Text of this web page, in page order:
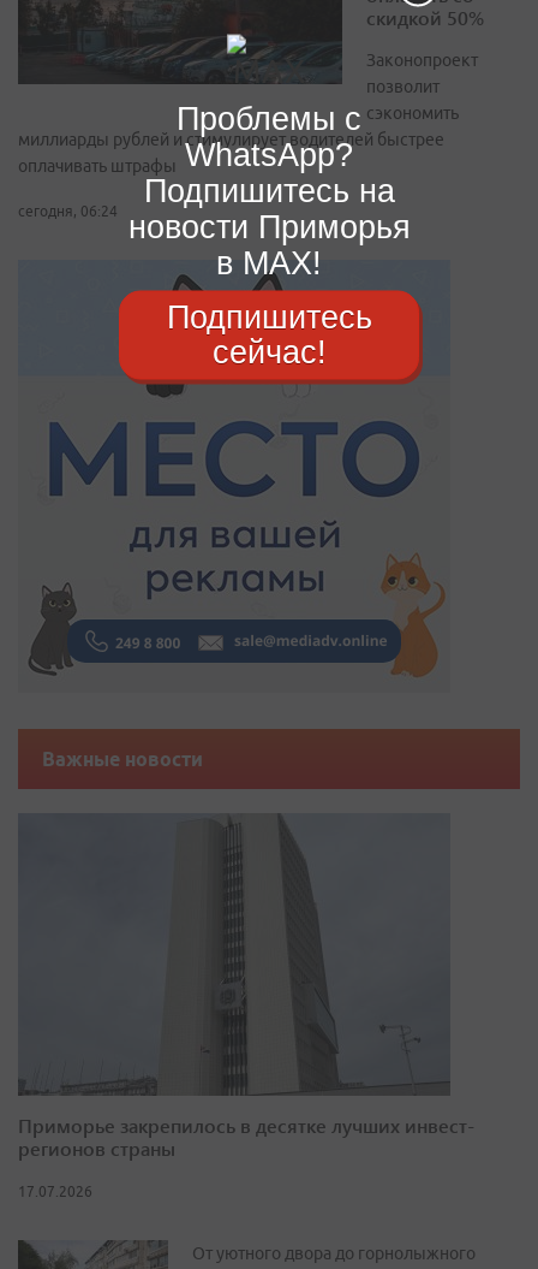
скидкой 50%
Законопроект
позволит
сэкономить
миллиарды рублей и стимулирует водителей быстрее
оплачивать штрафы
сегодня, 06:24
Важные новости
Приморье закрепилось в десятке лучших инвест-
регионов страны
17.07.2026
От уютного двора до горнолыжного
Проблемы с
WhatsApp?
Подпишитесь на
новости Приморья
в MAX!
Подпишитесь
сейчас!